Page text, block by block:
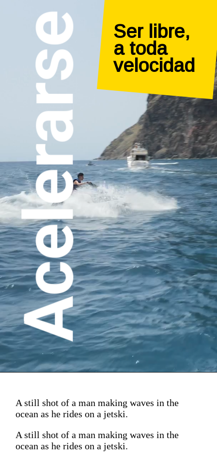
Acelerarse
Ser libre,
a toda
velocidad
A still shot of a man making waves in the
ocean as he rides on a jetski.
A still shot of a man making waves in the
ocean as he rides on a jetski.